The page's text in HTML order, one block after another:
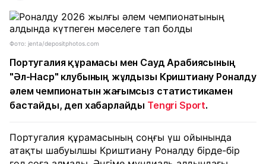
Фото: jenta/depositphotos.com
Португалия құрамасы мен Сауд Арабиясының
"Әл-Наср" клубының жұлдызы Криштиану Роналду
әлем чемпионатын жағымсыз статистикамен
бастайды, деп хабарлайды Tengri Sport.
Португалия құрамасының соңғы үш ойынында
атақты шабуылшы Криштиану Роналду бірде-бір